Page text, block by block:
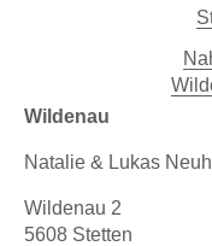
Wildenau
Natalie & Lukas
Wildenau 2
5608 Stetten